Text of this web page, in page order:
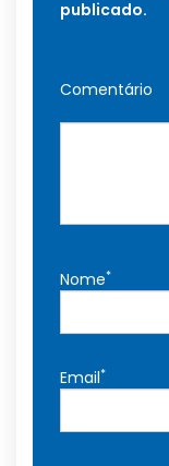
publicado.
Comentário
Nome*
Email*